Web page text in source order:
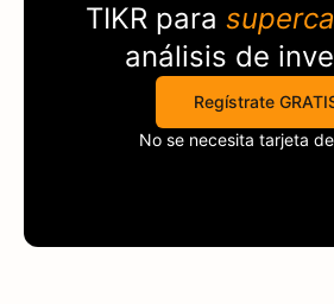
TIKR para
análisis de
Regístrate
No se necesita tarjeta